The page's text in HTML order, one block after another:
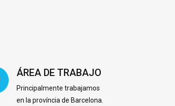
ÁREA DE TRABAJO
Principalmente trabajamos
en la província de Barcelona.